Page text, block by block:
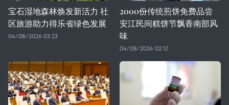
宝石湿地森林焕发新活力 社
区旅游助力得乐省绿色发展
04/08/2026 03:23
2000份传统煎饼免费品尝
安江民间糕饼节飘香南部风
味
04/08/2026 02:12